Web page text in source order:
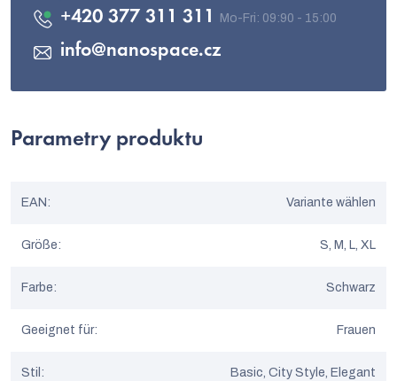
info@nanospace.cz
+420 377 311 311
Parametry produktu
EAN : Variante wählen
Größe: S, M, L, XL
Farbe: Schwarz
Geeignet für: Frauen
Stil : Basic, City Style, Elegant